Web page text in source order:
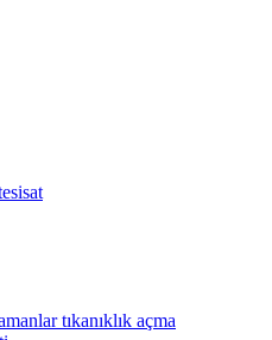
tıkanıklık açma